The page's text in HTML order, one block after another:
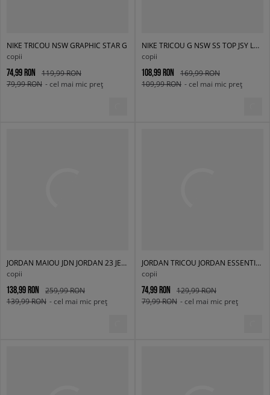
NIKE TRICOU NSW GRAPHIC STAR G
copii
74,99 RON
119,99 RON
79,99 RON - cel mai mic preț
NIKE TRICOU G NSW SS TOP JSY LBR GIRL
copii
108,99 RON
169,99 RON
109,99 RON - cel mai mic preț
JORDAN MAIOU JDN JORDAN 23 JERSEY GIRL
copii
138,99 RON
259,99 RON
139,99 RON - cel mai mic preț
JORDAN TRICOU JORDAN ESSENTIALS TEE GIRL
copii
74,99 RON
129,99 RON
79,99 RON - cel mai mic preț